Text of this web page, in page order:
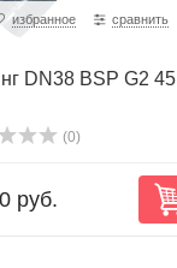
избранное сравнить
DN38 BSP G2
(0)
руб.